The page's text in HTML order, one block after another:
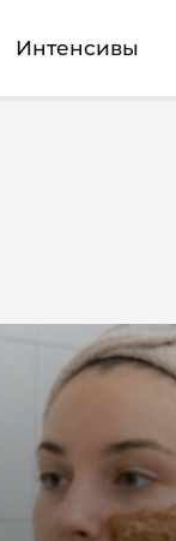
Интенсивы